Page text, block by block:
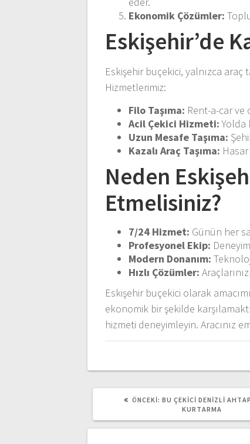
Ekonomik Çözümler:
Eskişehir’de
Eskişehir buçekici, yalnızca
Hizmetlerimiz:
Filo Taşıma: Rent-a-car
Acil Çekici Hizmeti:Yolda
Uzun Mesafe Taşıma:
Kazalı Araç Taşıma:
Neden
Etmelisiniz?
7/24 Hizmet: Günün her
Profesyonel Ekip:
Modern Donanım:
Hızlı Çözümler:
Eskişehir buçekici olarak
ekonomik bir şekilde
hizmeti deneyimleyin. Aracınız
ÖNCEKI: ÖNCEKI
BU ÇEKİCİ DENİZLİ
KURTARMA